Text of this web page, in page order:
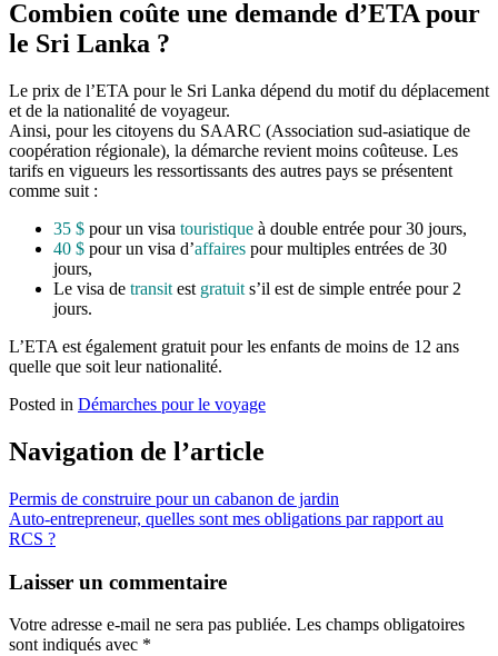
Combien coûte une demande d’ETA pour
le Sri Lanka ?
Le prix de l’ETA pour le Sri Lanka dépend du motif du déplacement
et de la nationalité de voyageur.
Ainsi, pour les citoyens du SAARC (Association sud-asiatique de
coopération régionale), la démarche revient moins coûteuse. Les
tarifs en vigueurs les ressortissants des autres pays se présentent
comme suit :
35 $ pour un visa touristique à double entrée pour 30 jours,
40 $ pour un visa d’affaires pour multiples entrées de 30
jours,
Le visa de transit est gratuit s’il est de simple entrée pour 2
jours.
L’ETA est également gratuit pour les enfants de moins de 12 ans
quelle que soit leur nationalité.
Posted in Démarches pour le voyage
Navigation de l’article
Permis de construire pour un cabanon de jardin
Auto-entrepreneur, quelles sont mes obligations par rapport au
RCS ?
Laisser un commentaire
Votre adresse e-mail ne sera pas publiée. Les champs obligatoires
sont indiqués avec *